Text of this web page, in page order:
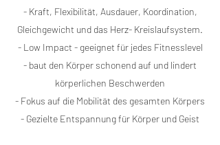
- Kraft, Flexibilität, Ausdauer, Koordination,
Gleichgewicht und das Herz- Kreislaufsystem.
- Low Impact - geeignet für jedes Fitnesslevel
- baut den Körper schonend auf und lindert
körperlichen Beschwerden
- Fokus auf die Mobilität des gesamten Körpers
- Gezielte Entspannung für Körper und Geist